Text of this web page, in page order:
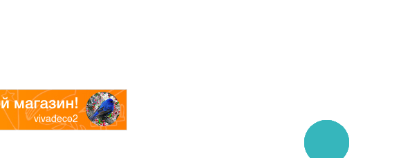
Заказать